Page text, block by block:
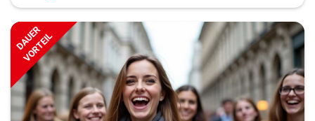
DAUER
VORTEIL